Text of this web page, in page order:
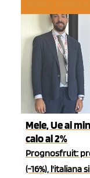
Mele, Ue ai
calo al 2%
Prognosfruit:
(-16%), l'italiana